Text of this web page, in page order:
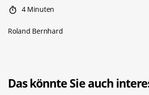
4 Minuten
Roland Bernhard
Das könnte Sie auch